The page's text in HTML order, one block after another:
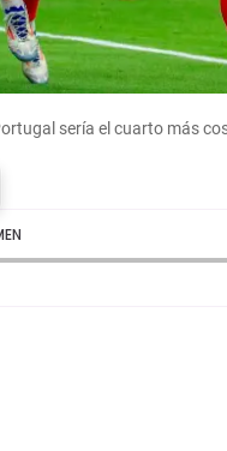
sería el cuarto más